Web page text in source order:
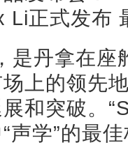
是丹拿在座
上的领先
和突破。
声学”的最